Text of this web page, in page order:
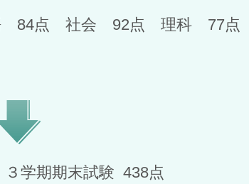
84点 社会 92点 理科 77点
学期期末試験 438点